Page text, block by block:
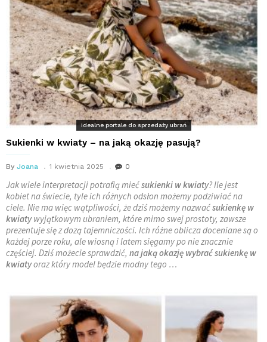
idealne portale do sprzedaży ubrań
Sukienki w kwiaty – na jaką okazję pasują?
By Joana 1 kwietnia 2025 0
Jak wiele interpretacji potrafią miećsukienki w kwiaty? Ile jest
kobiet na świecie, tyle ich różnych odsłon możemy podziwiać na
ciele. Nie ma więc wątpliwości, że dziś możemy nazwaćsukienkę w
kwiatywyjątkowym ubraniem, które mimo swej prostoty, zawsze
prezentuje się z dozą tajemniczości. Ich różne oblicza doceniane są o
każdej porze roku, ale wiosną i latem sięgamy po nie znacznie
częściej. Dziś możecie sprawdzić, na jaką okazję wybrać sukienkę w
kwiatyoraz który model będzie modny tego …